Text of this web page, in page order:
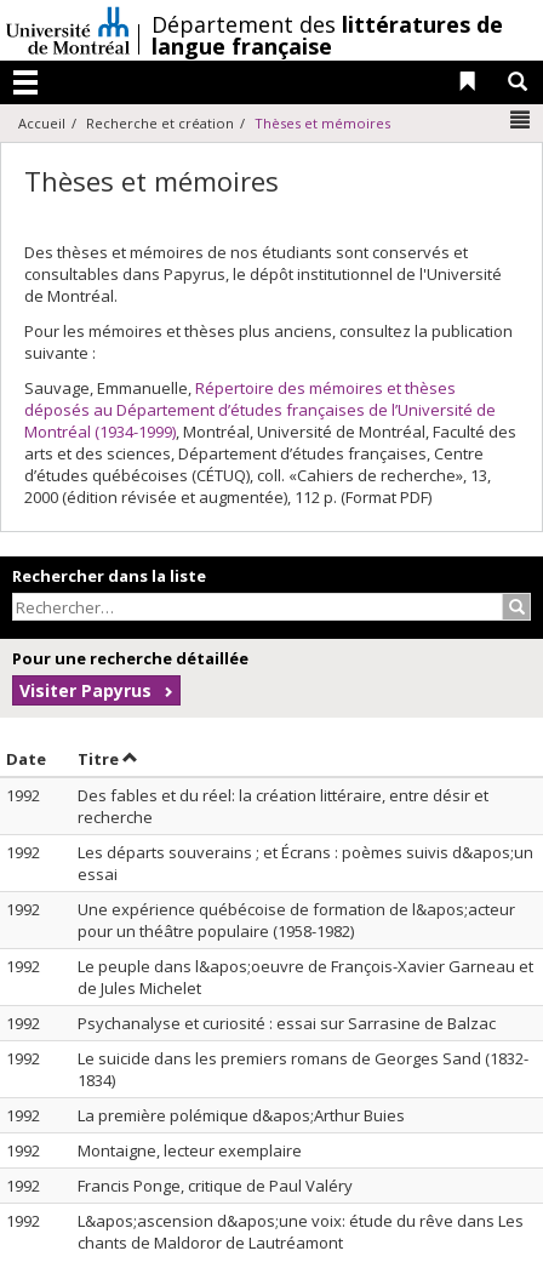
au
contenu
/Département des littératures de
langue française
Menu
Liens
Accueil Recherche et création Thèses et mémoires
Thèses et mémoires
Des thèses et mémoires de nos étudiants sont conservés et
consultables dans Papyrus, le dépôt institutionnel de l'Université
de Montréal.
Pour les mémoires et thèses plus anciens, consultez la publication
suivante :
Sauvage, Emmanuelle,Répertoire des mémoires et thèses
déposés au Département d’études françaises de l’Université de
Montréal (1934-1999), Montréal, Université de Montréal, Faculté des
arts et des sciences, Département d’études françaises, Centre
d’études québécoises (CÉTUQ), coll. «Cahiers de recherche», 13,
2000 (édition révisée et augmentée), 112 p. (Format PDF)
Rechercher dans la liste
Pour une recherche détaillée
Visiter Papyrus
Date Trier par date en ordre décroissant
TitreTrier par titre en ordre décroissant
1992
Des fables et du réel: la création littéraire, entre désir et
recherche
1992
Les départs souverains ; et Écrans : poèmes suivis d&apos;un
essai
1992
Une expérience québécoise de formation de l&apos;acteur
pour un théâtre populaire (1958-1982)
1992
Le peuple dans l&apos;oeuvre de François-Xavier Garneau et
de Jules Michelet
1992
Psychanalyse et curiosité : essai sur Sarrasine de Balzac
1992
Le suicide dans les premiers romans de Georges Sand (1832-
1834)
1992
La première polémique d&apos;Arthur Buies
1992
Montaigne, lecteur exemplaire
1992
Francis Ponge, critique de Paul Valéry
1992
L&apos;ascension d&apos;une voix: étude du rêve dans Les
chants de Maldoror de Lautréamont